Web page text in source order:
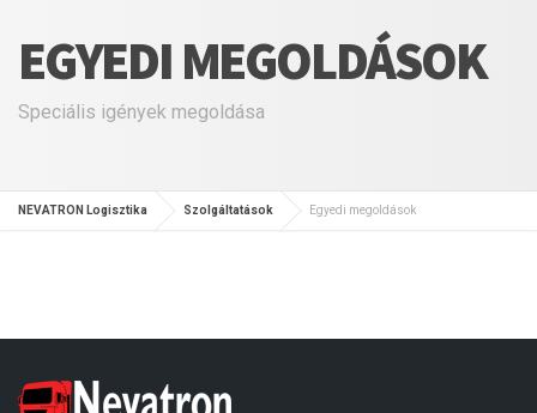
EGYEDI MEGOLDÁSOK
Speciális igények megoldása
NEVATRON Logisztika Szolgáltatások Egyedi megoldások